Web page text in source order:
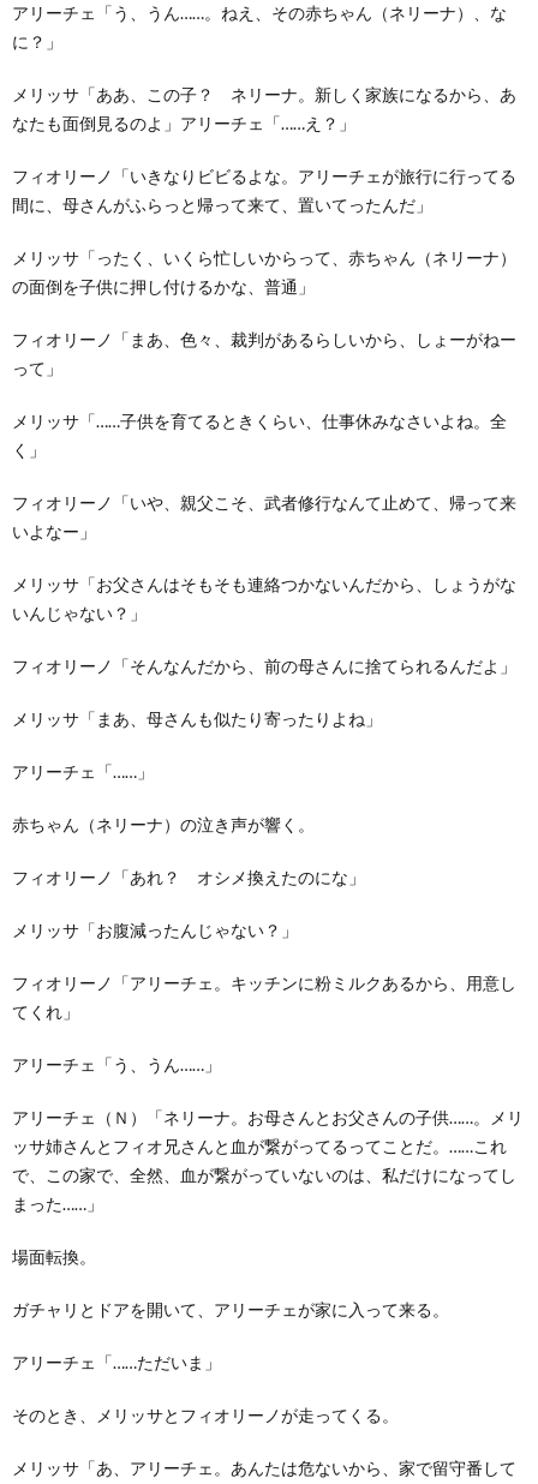
アリーチェ「う、うん……。ねえ、その赤ちゃん（ネリーナ）、な
に？」
メリッサ「ああ、この子？ ネリーナ。新しく家族になるから、あ
なたも面倒見るのよ」アリーチェ「……え？」
フィオリーノ「いきなりビビるよな。アリーチェが旅行に行ってる
間に、母さんがふらっと帰って来て、置いてったんだ」
メリッサ「ったく、いくら忙しいからって、赤ちゃん（ネリーナ）
の面倒を子供に押し付けるかな、普通」
フィオリーノ「まあ、色々、裁判があるらしいから、しょーがねー
って」
メリッサ「……子供を育てるときくらい、仕事休みなさいよね。全
く」
フィオリーノ「いや、親父こそ、武者修行なんて止めて、帰って来
いよなー」
メリッサ「お父さんはそもそも連絡つかないんだから、しょうがな
いんじゃない？」
フィオリーノ「そんなんだから、前の母さんに捨てられるんだよ」
メリッサ「まあ、母さんも似たり寄ったりよね」
アリーチェ「……」
赤ちゃん（ネリーナ）の泣き声が響く。
フィオリーノ「あれ？ オシメ換えたのにな」
メリッサ「お腹減ったんじゃない？」
フィオリーノ「アリーチェ。キッチンに粉ミルクあるから、用意し
てくれ」
アリーチェ「う、うん……」
アリーチェ（Ｎ）「ネリーナ。お母さんとお父さんの子供……。メリ
ッサ姉さんとフィオ兄さんと血が繋がってるってことだ。……これ
で、この家で、全然、血が繋がっていないのは、私だけになってし
まった……」
場面転換。
ガチャリとドアを開いて、アリーチェが家に入って来る。
アリーチェ「……ただいま」
そのとき、メリッサとフィオリーノが走ってくる。
メリッサ「あ、アリーチェ。あんたは危ないから、家で留守番して